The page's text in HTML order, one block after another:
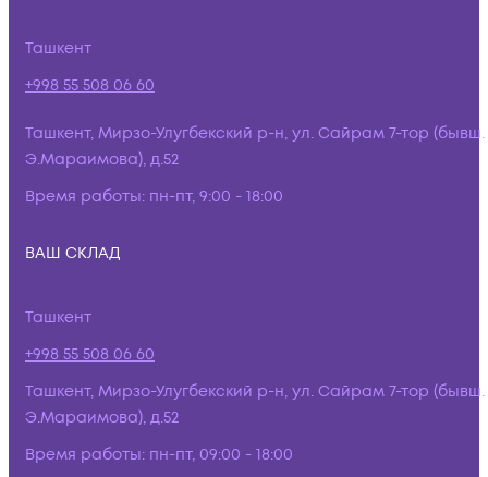
Ташкент
+998 55 508 06 60
Ташкент, Мирзо-Улугбекский р-н, ул. Сайрам 7-тор (бывш.
Э.Мараимова), д.52
Время работы: пн-пт, 9:00 - 18:00
ВАШ СКЛАД
Ташкент
+998 55 508 06 60
Ташкент, Мирзо-Улугбекский р-н, ул. Сайрам 7-тор (бывш.
Э.Мараимова), д.52
Время работы: пн-пт, 09:00 - 18:00